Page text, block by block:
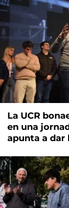
La UCR
en una
apunta a dar